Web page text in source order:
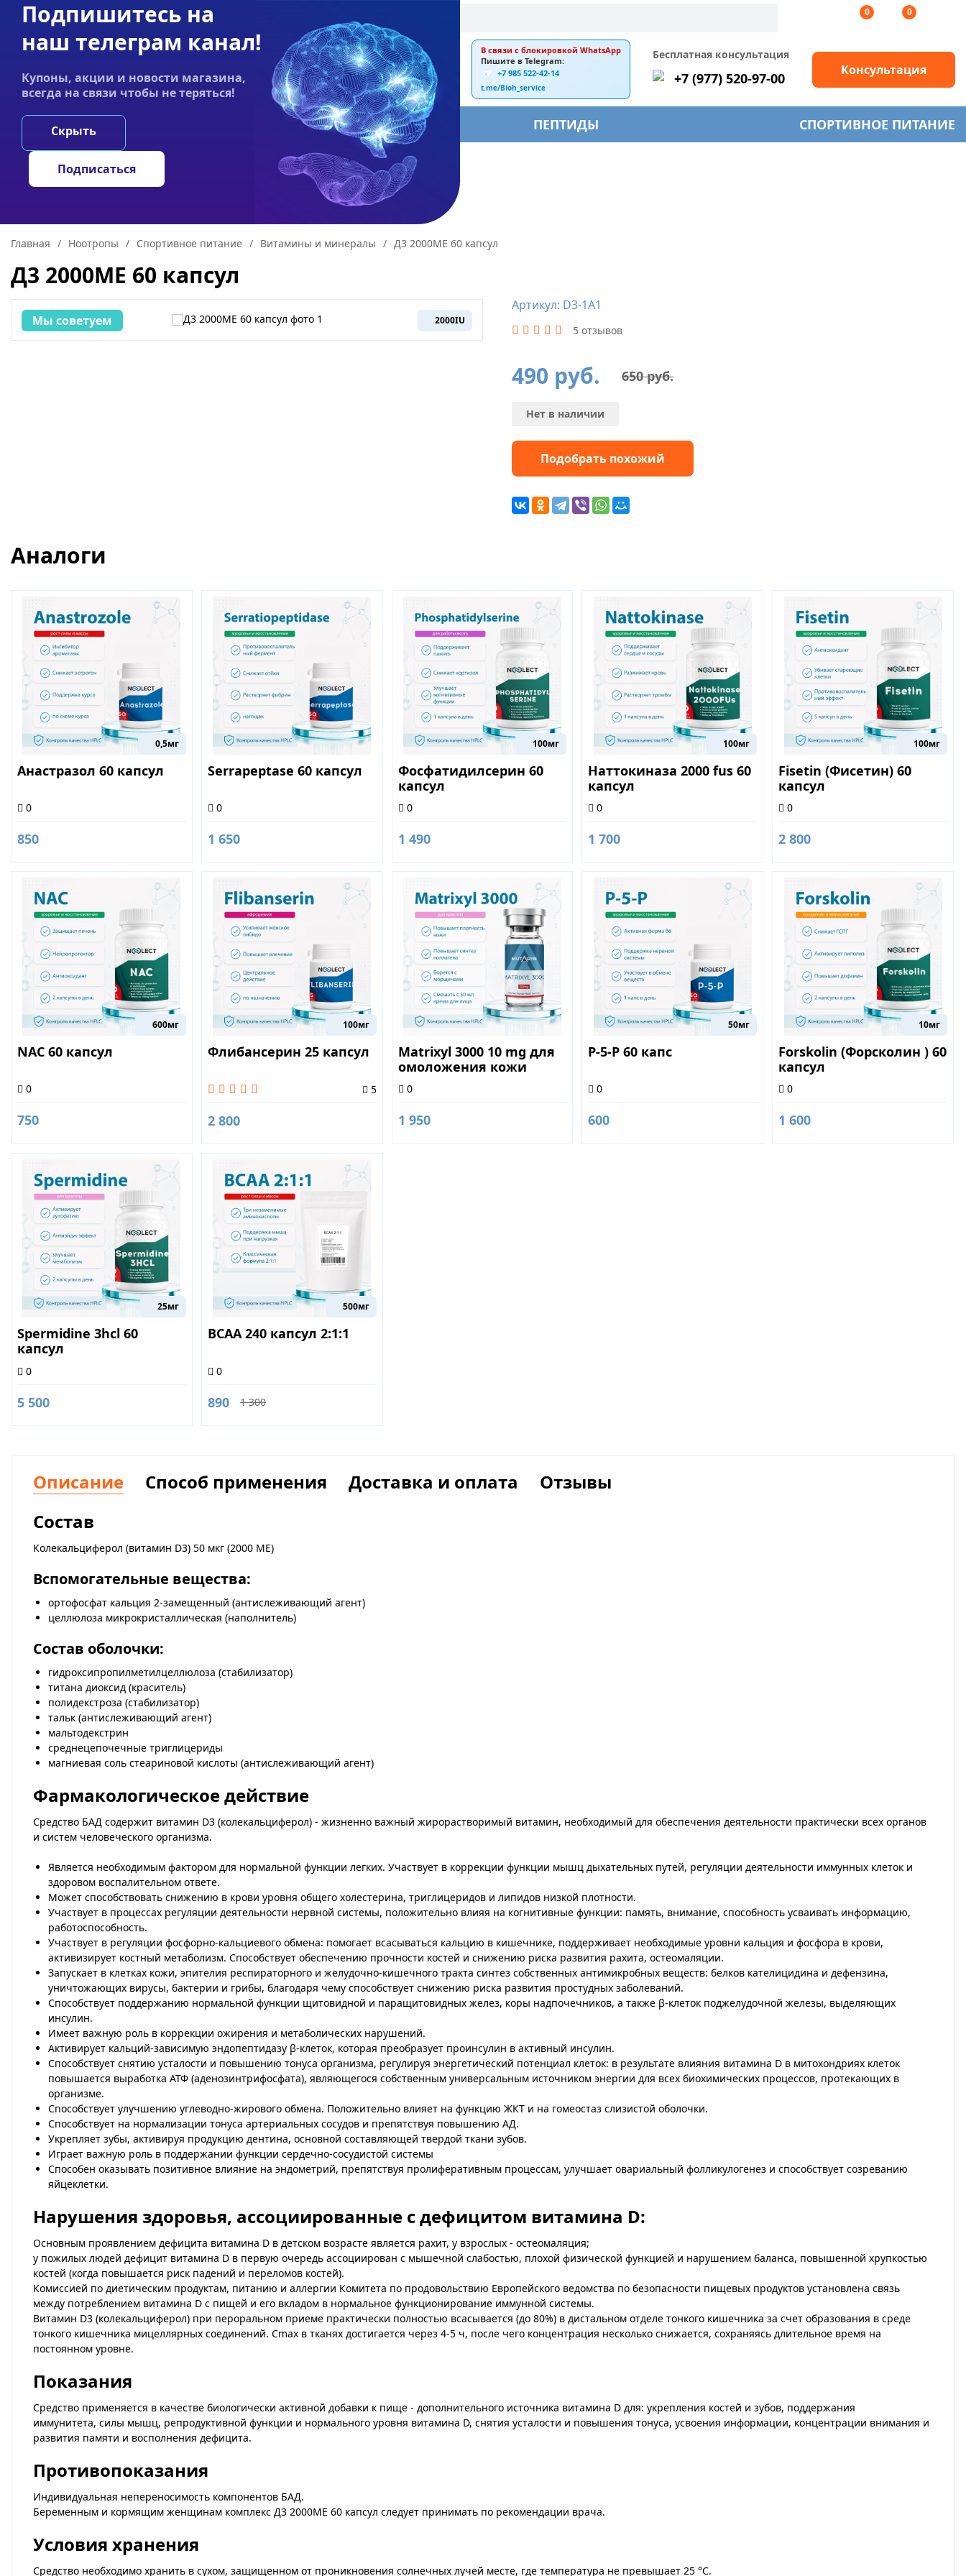
Акции Оплата Статьи 0 0
График работы:
Пн-пт 9:00–19:00
E-mail:
ankebiorus@gmail.com
В связи с блокировкой WhatsApp
Пишите в Telegram:
+7 985 522-42-14
t.me/Bioh_service
Бесплатная консультация
+7 (977) 520-97-00 Консультация
НООТРОПЫ ГРИБЫ ПЕПТИДЫ СПОРТИВНОЕ ПИТАНИЕ
Главная / Ноотропы / Спортивное питание / Витамины и минералы / Д3 2000ME 60 капсул
Д3 2000ME 60 капсул
2000IU
Мы советуем
Артикул: D3-1A1
5 отзывов
650руб.
Первоначальная
650 руб..
490 руб.
Текущая
Нет в наличии
Подобрать похожий
Аналоги
0,5мг
Анастразол 60 капсул
0
850
Serrapeptase 60 капсул
0
1 650
100мг
Фосфатидилсерин 60
капсул
0
1 490
100мг
Наттокиназа 2000 fus 60
капсул
0
1 700
100мг
Fisetin (Фисетин) 60
капсул
0
2 800
600мг
NAC 60 капсул
0
750
100мг
Флибансерин 25 капсул
5
2 800
Matrixyl 3000 10 mg для
омоложения кожи
0
1 950
50мг
P-5-P 60 капс
0
600
10мг
Forskolin (Форсколин ) 60
капсул
0
1 600
25мг
Spermidine 3hcl 60
капсул
0
5 500
500мг
BCAA 240 капсул 2:1:1
0
890 1 300
Описание Способ применения Доставка и оплата
Отзывы
Состав
Колекальциферол (витамин D3) 50 мкг (2000 МЕ)
Вспомогательные вещества:
ортофосфат кальция 2-замещенный (антислеживающий агент)
целлюлоза микрокристаллическая (наполнитель)
Состав оболочки:
гидроксипропилметилцеллюлоза (стабилизатор)
титана диоксид (краситель)
полидекстроза (стабилизатор)
тальк (антислеживающий агент)
мальтодекстрин
среднецепочечные триглицериды
магниевая соль стеариновой кислоты (антислеживающий агент)
Фармакологическое действие
Средство БАД содержит витамин D3 (колекальциферол) - жизненно важный жирорастворимый витамин, необходимый для обеспечения деятельности практически всех органов
и систем человеческого организма.
Является необходимым фактором для нормальной функции легких. Участвует в коррекции функции мышц дыхательных путей, регуляции деятельности иммунных клеток и
здоровом воспалительном ответе.
Может способствовать снижению в крови уровня общего холестерина, триглицеридов и липидов низкой плотности.
Участвует в процессах регуляции деятельности нервной системы, положительно влияя на когнитивные функции: память, внимание, способность усваивать информацию,
работоспособность.
Участвует в регуляции фосфорно-кальциевого обмена: помогает всасываться кальцию в кишечнике, поддерживает необходимые уровни кальция и фосфора в крови,
активизирует костный метаболизм. Способствует обеспечению прочности костей и снижению риска развития рахита, остеомаляции.
Запускает в клетках кожи, эпителия респираторного и желудочно-кишечного тракта синтез собственных антимикробных веществ: белков кателицидина и дефензина,
уничтожающих вирусы, бактерии и грибы, благодаря чему способствует снижению риска развития простудных заболеваний.
Способствует поддержанию нормальной функции щитовидной и паращитовидных желез, коры надпочечников, а также β-клеток поджелудочной железы, выделяющих
инсулин.
Имеет важную роль в коррекции ожирения и метаболических нарушений.
Активирует кальций-зависимую эндопептидазу β-клеток, которая преобразует проинсулин в активный инсулин.
Способствует снятию усталости и повышению тонуса организма, регулируя энергетический потенциал клеток: в результате влияния витамина D в митохондриях клеток
повышается выработка АТФ (аденозинтрифосфата), являющегося собственным универсальным источником энергии для всех биохимических процессов, протекающих в
организме.
Способствует улучшению углеводно-жирового обмена. Положительно влияет на функцию ЖКТ и на гомеостаз слизистой оболочки.
Способствует на нормализации тонуса артериальных сосудов и препятствуя повышению АД.
Укрепляет зубы, активируя продукцию дентина, основной составляющей твердой ткани зубов.
Играет важную роль в поддержании функции сердечно-сосудистой системы
Способен оказывать позитивное влияние на эндометрий, препятствуя пролиферативным процессам, улучшает овариальный фолликулогенез и способствует созреванию
яйцеклетки.
Нарушения здоровья, ассоциированные с дефицитом витамина D:
Основным проявлением дефицита витамина D в детском возрасте является рахит, у взрослых - остеомаляция;
у пожилых людей дефицит витамина D в первую очередь ассоциирован с мышечной слабостью, плохой физической функцией и нарушением баланса, повышенной хрупкостью
костей (когда повышается риск падений и переломов костей).
Комиссией по диетическим продуктам, питанию и аллергии Комитета по продовольствию Европейского ведомства по безопасности пищевых продуктов установлена связь
между потреблением витамина D с пищей и его вкладом в нормальное функционирование иммунной системы.
Витамин D3 (колекальциферол) при пероральном приеме практически полностью всасывается (до 80%) в дистальном отделе тонкого кишечника за счет образования в среде
тонкого кишечника мицеллярных соединений. Cmax в тканях достигается через 4-5 ч, после чего концентрация несколько снижается, сохраняясь длительное время на
постоянном уровне.
Показания
Средство применяется в качестве биологически активной добавки к пище - дополнительного источника витамина D для: укрепления костей и зубов, поддержания
иммунитета, силы мышц, репродуктивной функции и нормального уровня витамина D, снятия усталости и повышения тонуса, усвоения информации, концентрации внимания и
развития памяти и восполнения дефицита.
Противопоказания
Индивидуальная непереносимость компонентов БАД.
Беременным и кормящим женщинам комплекс Д3 2000ME 60 капсул следует принимать по рекомендации врача.
Условия хранения
Средство необходимо хранить в сухом, защищенном от проникновения солнечных лучей месте, где температура не превышает 25 °C.
Подпишитесь на
наш телеграм канал!
Купоны, акции и новости магазина,
всегда на связи чтобы не теряться!
Скрыть
Подписаться